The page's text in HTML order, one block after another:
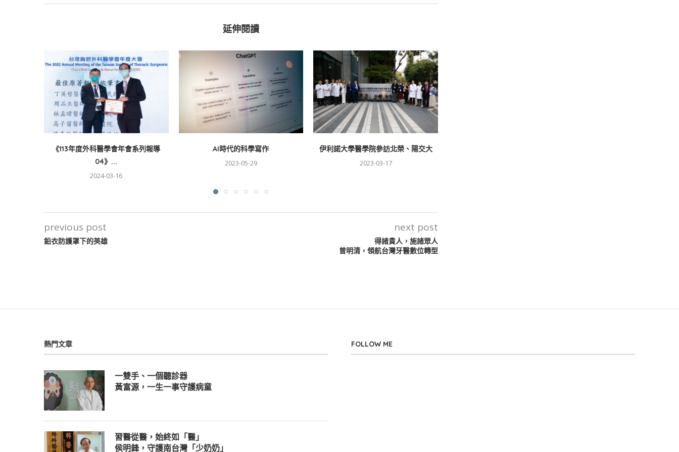
延伸閱讀
《113年度外科醫學會年會系列報導
04》...
2024-03-16
AI時代的科學寫作
2023-05-29
伊利諾大學醫學院參訪北榮、陽交大
2023-03-17
previous post
鉛衣防護罩下的英雄
next post
得諸貴人，施諸眾人
曾明清，領航台灣牙醫數位轉型
熱門文章
一雙手、一個聽診器
黃富源，一生一事守護病童
習醫從醫，始終如「醫」
侯明鋒，守護南台灣「少奶奶」
FOLLOW ME